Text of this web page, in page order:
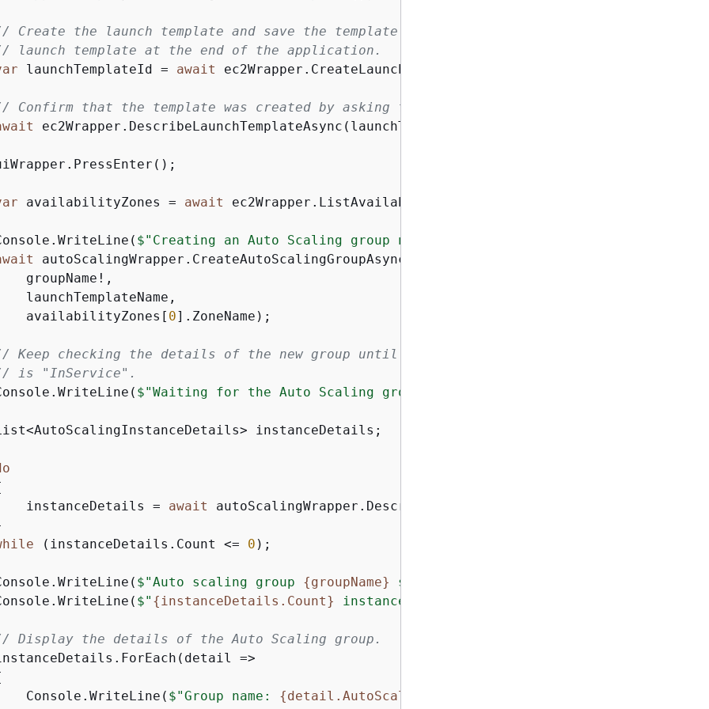
Create the launch template and save the template Id to use when deleting the
launch template at the end of the application.
launchTemplateId = await ec2Wrapper.CreateLaunchTemplateAsync(imageId!,
Confirm that the template was created by asking for a description of it.
ec2Wrapper.DescribeLaunchTemplateAsync(launchTemplateName);
availabilityZones = await ec2Wrapper.ListAvailabilityZonesAsync();
$"Creating an Auto Scaling group named
autoScalingWrapper.CreateAutoScalingGroupAsync(
groupName!,
launchTemplateName,
availabilityZones[
0].ZoneName);
Keep checking the details of the new group until its lifecycle state
is "InService".
$"Waiting for the Auto Scaling group to be active."
instanceDetails;
instanceDetails =
await
(instanceDetails.Count <= 0 );
$"Auto scaling group {groupName} successfully created."
$" {instanceDetails.Count} instances were created for the group."
Display the details of the Auto Scaling group.
=>
Console.WriteLine(
$"Group name: {detail.AutoScalingGroupName}